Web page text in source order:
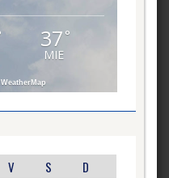
37 °
MIE
V S
D